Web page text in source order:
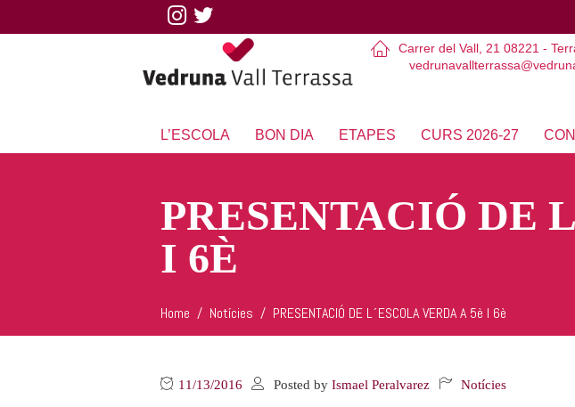
Carrer del Vall, 21 08221 -
L’ESCOLA BON DIA ETAPES CURS 2026-27
PRESENTACIÓ DE
I 6È
Home Notícies PRESENTACIÓ DE L´ESCOLA VERDA A 5è I 6è
11/13/2016 Posted by Ismael Peralvarez Notícies